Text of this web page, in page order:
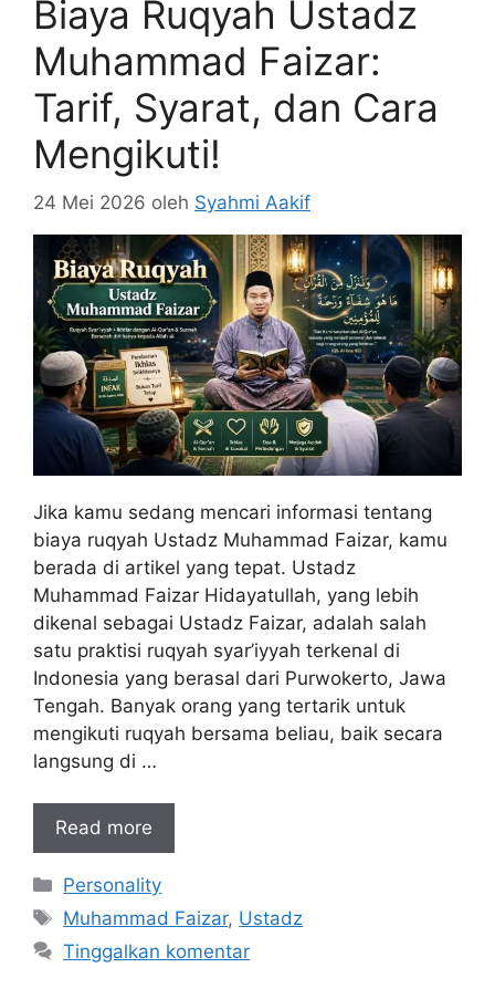
Biaya Ruqyah Ustadz
Muhammad Faizar:
Tarif, Syarat, dan Cara
Mengikuti!
24 Mei 2026 oleh Syahmi Aakif
Jika kamu sedang mencari informasi tentang
biaya ruqyah Ustadz Muhammad Faizar, kamu
berada di artikel yang tepat. Ustadz
Muhammad Faizar Hidayatullah, yang lebih
dikenal sebagai Ustadz Faizar, adalah salah
satu praktisi ruqyah syar’iyyah terkenal di
Indonesia yang berasal dari Purwokerto, Jawa
Tengah. Banyak orang yang tertarik untuk
mengikuti ruqyah bersama beliau, baik secara
langsung di …
Read more
Kategori
Personality
Tag
Muhammad Faizar, Ustadz
Tinggalkan komentar